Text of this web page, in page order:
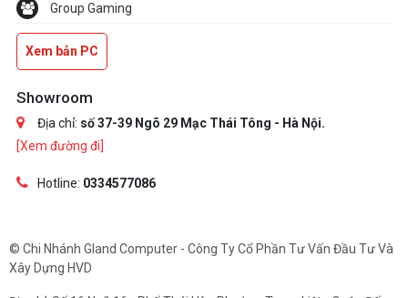
Group Gaming
Xem bản PC
Showroom
Địa chỉ: số 37-39 Ngõ 29 Mạc Thái Tông - Hà Nội.
[Xem đường đi]
Hotline: 0334577086
© Chi Nhánh Gland Computer - Công Ty Cổ Phần Tư Vấn Đầu Tư Và
Xây Dựng HVD